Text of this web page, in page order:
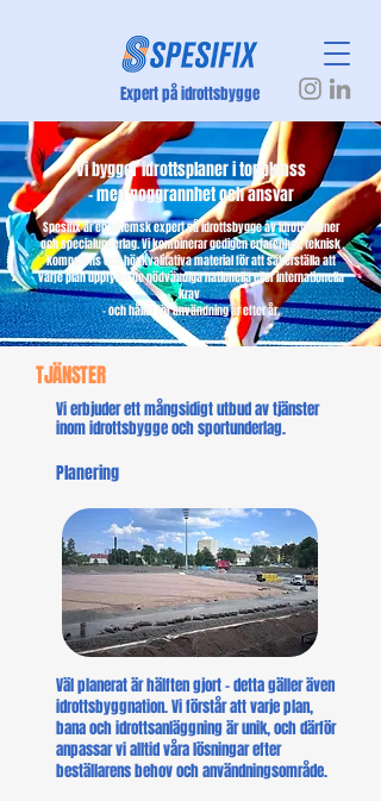
Vi bygger idrottsplaner i toppklass
– med noggrannhet och ansvar
Spesifix är en inhemsk expert på idrottsbygge av idrottsplaner
och specialunderlag. Vi kombinerar gedigen erfarenhet, teknisk
kompetens och högkvalitativa material för att säkerställa att
varje plan uppfyller de nödvändiga nationella eller internationella
krav
– och håller för användning år efter år.
Expert på idrottsbygge
TJÄNSTER
Vi erbjuder ett mångsidigt utbud av tjänster
inom idrottsbygge och sportunderlag.
Planering
Väl planerat är hälften gjort – detta gäller även
idrottsbyggnation. Vi förstår att varje plan,
bana och idrottsanläggning är unik, och därför
anpassar vi alltid våra lösningar efter
beställarens behov och användningsområde.